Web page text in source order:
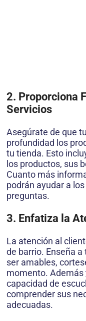
2. Proporciona
Servicios
Asegúrate de que
profundidad los
tu tienda. Esto
los productos, sus
Cuanto más
podrán ayudar a
preguntas.
3. Enfatiza la
La atención al
de barrio. Enseña
ser amables,
momento. Además
capacidad de
comprender sus
adecuadas.